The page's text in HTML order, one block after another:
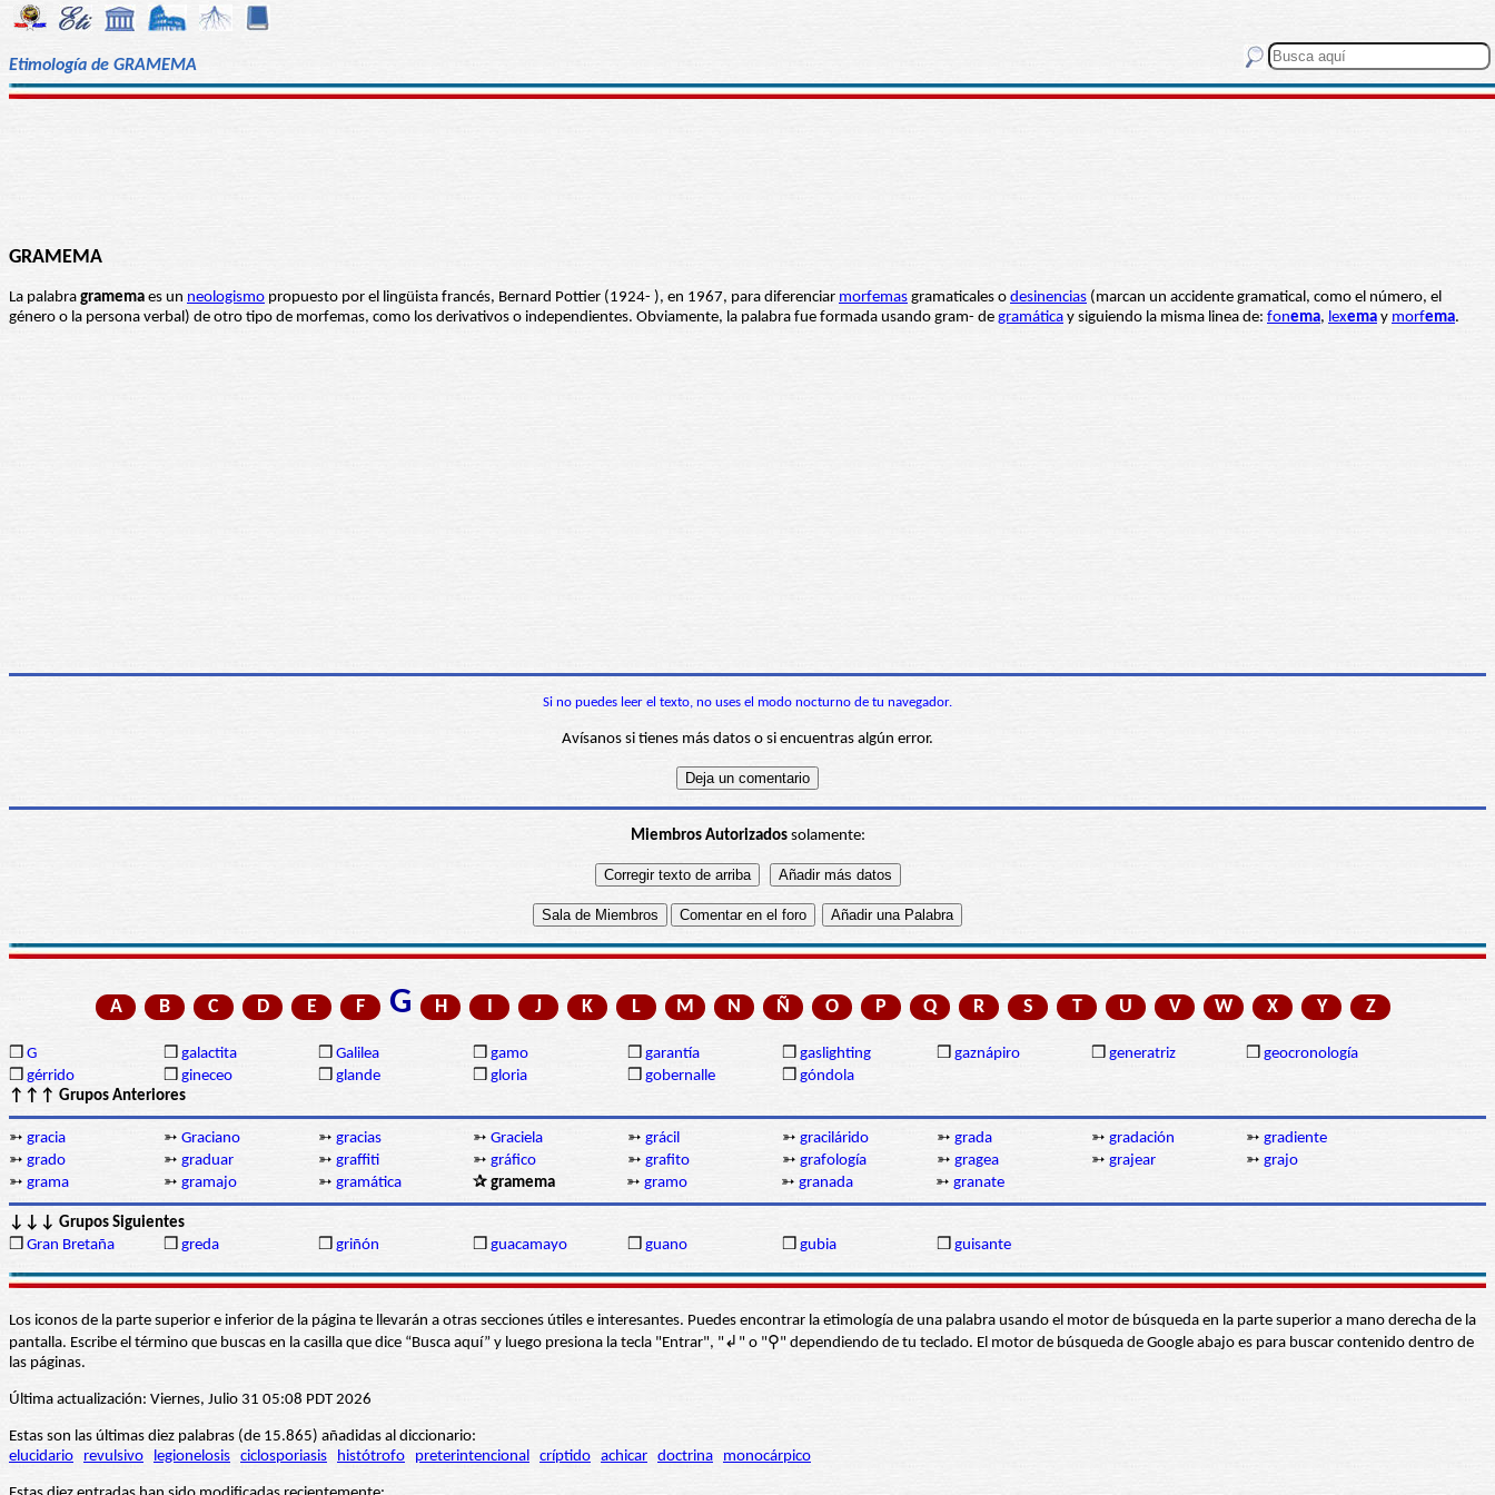
Etimología de GRAMEMA
GRAMEMA
La palabra gramema es un neologismo propuesto por el lingüista francés, Bernard Pottier (1924- ), en 1967, para diferenciar morfemas gramaticales o desinencias (marcan un accidente gramatical, como el número, el
género o la persona verbal) de otro tipo de morfemas, como los derivativos o independientes. Obviamente, la palabra fue formada usando gram- de gramática y siguiendo la misma linea de: fonema, lexema y morfema.
Si no puedes leer el texto, no uses el modo nocturno de tu navegador.
Avísanos si tienes más datos o si encuentras algún error.
Miembros Autorizadossolamente:
A B C D E F G H I J K L M N Ñ O P Q R S T U V W X Y Z
❒ G ❒ galactita ❒ Galilea ❒ gamo ❒ garantía ❒ gaslighting ❒ gaznápiro ❒ generatriz ❒ geocronología
❒ gérrido ❒ gineceo ❒ glande ❒ gloria ❒ gobernalle ❒ góndola
↑↑↑ Grupos Anteriores
➳ gracia ➳ Graciano ➳ gracias ➳ Graciela ➳ grácil ➳ gracilárido ➳ grada ➳ gradación ➳ gradiente
➳ grado ➳ graduar ➳ graffiti ➳ gráfico ➳ grafito ➳ grafología ➳ gragea ➳ grajear ➳ grajo
➳ grama ➳ gramajo ➳ gramática ✰ gramema ➳ gramo ➳ granada ➳ granate
↓↓↓ Grupos Siguientes
❒ Gran Bretaña ❒ greda ❒ griñón ❒ guacamayo ❒ guano ❒ gubia ❒ guisante
Los iconos de la parte superior e inferior de la página te llevarán a otras secciones útiles e interesantes. Puedes encontrar la etimología de una palabra usando el motor de búsqueda en la parte superior a mano derecha de la
pantalla. Escribe el término que buscas en la casilla que dice “Busca aquí” y luego presiona la tecla "Entrar", "↲" o "⚲" dependiendo de tu teclado. El motor de búsqueda de Google abajo es para buscar contenido dentro de
las páginas.
Última actualización: Viernes, Julio 31 05:08 PDT 2026
Estas son las últimas diez palabras (de 15.865) añadidas al diccionario:
elucidario
revulsivo legionelosis ciclosporiasis histótrofo preterintencional críptido achicar doctrina monocárpico